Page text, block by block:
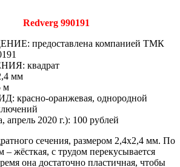
Redverg 990191
предоставлена компанией ТМК
квадрат
мм
м
оранжевая, однородной
2020 г.): 100 рублей
сечения, размером 2,4х2,4 мм. По
жёсткая, с трудом перекусывается
она достаточно пластичная, чтобы